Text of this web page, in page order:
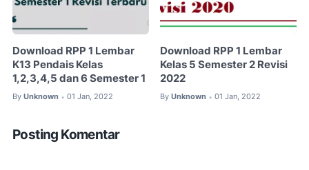
Download RPP 1 Lembar
K13 Pendais Kelas
1,2,3,4,5 dan 6 Semester 1
By Unknown • 01 Jan, 2022
Download RPP 1 Lembar
Kelas 5 Semester 2 Revisi
2022
By Unknown • 01 Jan, 2022
Posting Komentar